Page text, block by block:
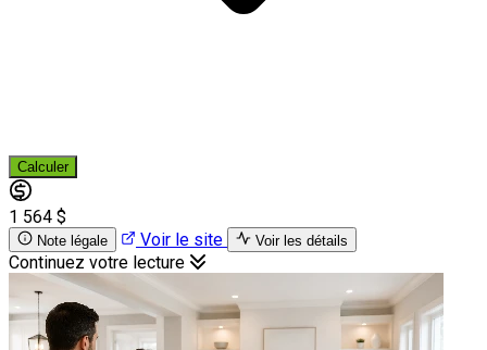
Calculer
1 564 $
Note légale Voir le site Voir les détails
Continuez votre lecture